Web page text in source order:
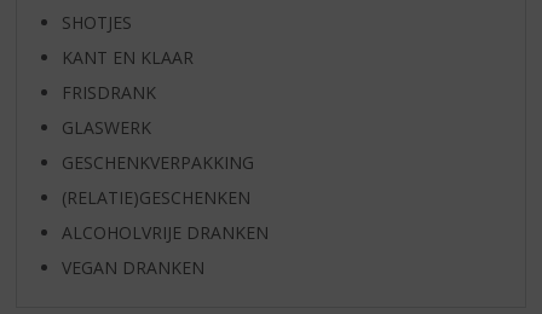
SHOTJES
KANT EN KLAAR
FRISDRANK
GLASWERK
GESCHENKVERPAKKING
(RELATIE)GESCHENKEN
ALCOHOLVRIJE DRANKEN
VEGAN DRANKEN